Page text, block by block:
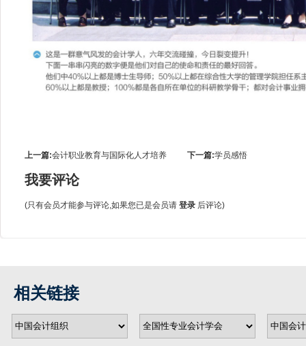
上一篇:会计职业教育与国际化人才培养 下一篇:学员感悟
我要评论
(只有会员才能参与评论,如果您已是会员请 登录 后评论)
相关链接